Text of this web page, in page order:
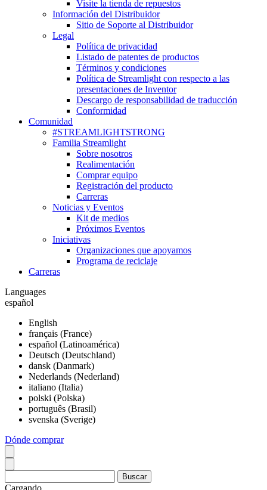
Visite la tienda de repuestos
Información del Distribuidor
Sitio de Soporte al Distribuidor
Legal
Política de privacidad
Listado de patentes de productos
Términos y condiciones
Política de Streamlight con respecto a las
presentaciones de Inventor
Descargo de responsabilidad de traducción
Conformidad
Comunidad
#STREAMLIGHTSTRONG
Familia Streamlight
Sobre nosotros
Realimentación
Comprar equipo
Registración del producto
Carreras
Noticias y Eventos
Kit de medios
Próximos Eventos
Iniciativas
Organizaciones que apoyamos
Programa de reciclaje
Carreras
Languages
español
English
français (France)
español (Latinoamérica)
Deutsch (Deutschland)
dansk (Danmark)
Nederlands (Nederland)
italiano (Italia)
polski (Polska)
português (Brasil)
svenska (Sverige)
Dónde comprar